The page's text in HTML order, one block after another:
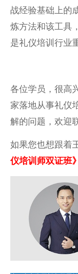
战经验基础上的
炼方法和该工具
是礼仪培训行业
各位学员，很高
家落地从事礼仪
解的问题，欢迎
如果您也想跟着
仪培训师双证班》